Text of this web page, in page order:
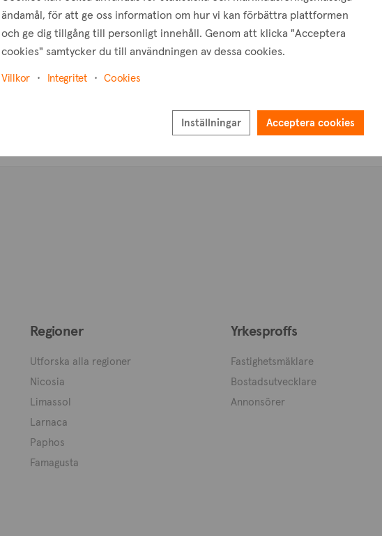
Regioner
Utforska alla regioner
Nicosia
Limassol
Larnaca
Paphos
Famagusta
Yrkesproffs
Fastighetsmäklare
Bostadsutvecklare
Annonsörer
ändamål, för att ge oss information om hur vi kan förbättra plattformen
och ge dig tillgång till personligt innehåll. Genom att klicka "Acceptera
cookies" samtycker du till användningen av dessa cookies.
Villkor Integritet Cookies
Inställningar Acceptera cookies